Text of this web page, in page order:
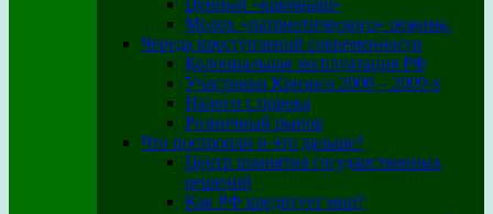
Ценный «крымнаш»
Молох «патриотического» режима.
Череда преступлений современности
Колониальная эксплуатация РФ
Участники Кризиса 2008 – 2009-х
Налоги с порока
Розничный рынок
Что построили и что дальше?
Центр принятия государственных
решений
Как РФ кредитует мир?